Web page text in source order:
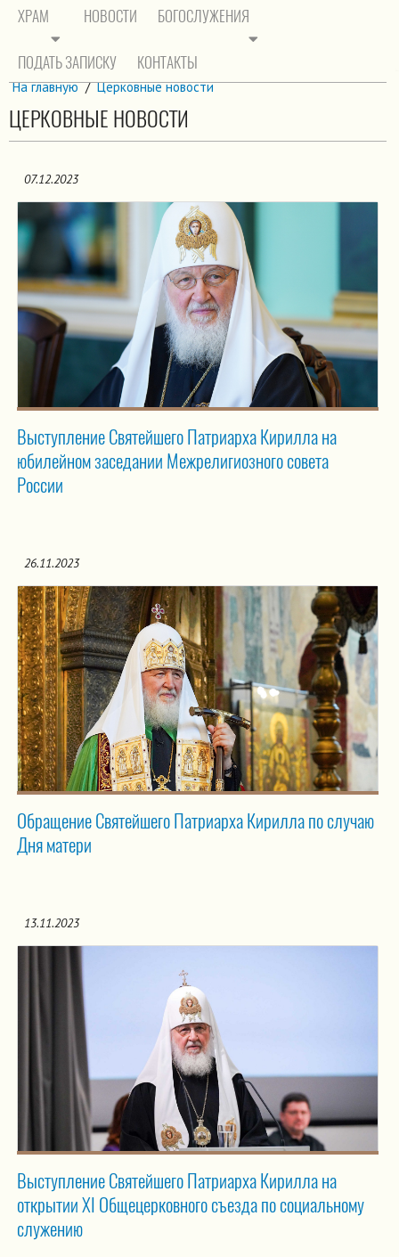
ХРАМ НОВОСТИ БОГОСЛУЖЕНИЯ
ПОДАТЬ ЗАПИСКУ КОНТАКТЫ
На главную / Церковные новости
ЦЕРКОВНЫЕ НОВОСТИ
07.12.2023
Выступление Святейшего Патриарха Кирилла на
юбилейном заседании Межрелигиозного совета
России
26.11.2023
Обращение Святейшего Патриарха Кирилла по случаю
Дня матери
13.11.2023
Выступление Святейшего Патриарха Кирилла на
открытии XI Общецерковного съезда по социальному
служению